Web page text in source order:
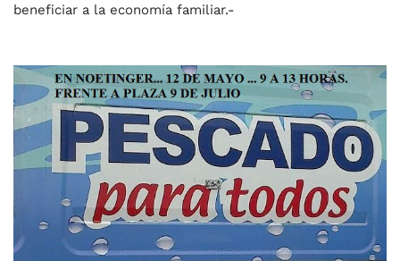
beneficiar a la economía familiar.-